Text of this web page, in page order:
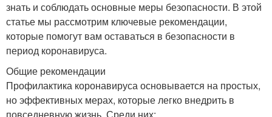
знать и соблюдать основные меры безопасности. В этой
статье мы рассмотрим ключевые рекомендации,
которые помогут вам оставаться в безопасности в
период коронавируса.
Общие рекомендации
Профилактика коронавируса основывается на простых,
но эффективных мерах, которые легко внедрить в
повседневную жизнь. Среди них: